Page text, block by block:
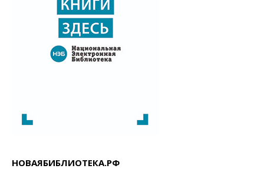
НОВАЯБИБЛИОТЕКА.РФ